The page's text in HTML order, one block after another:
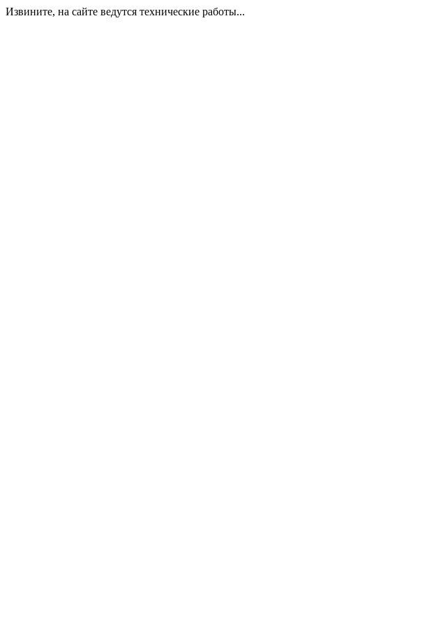
Извините, на сайте ведутся технические работы...